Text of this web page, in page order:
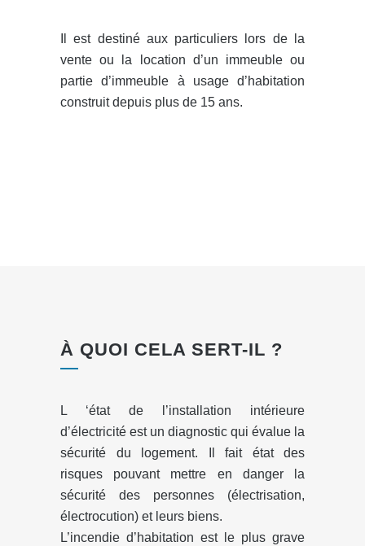
Il est destiné aux particuliers lors de la
vente ou la location d’un immeuble ou
partie d’immeuble à usage d’habitation
construit depuis plus de 15 ans.
À QUOI CELA SERT-IL ?
L ‘état de l’installation intérieure
d’électricité est un diagnostic qui évalue la
sécurité du logement. Il fait état des
risques pouvant mettre en danger la
sécurité des personnes (électrisation,
électrocution) et leurs biens.
L’incendie d’habitation est le plus grave